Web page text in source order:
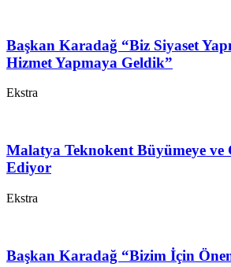
Başkan Karadağ “Biz Siyaset
Hizmet Yapmaya Geldik”
Ekstra
Malatya Teknokent Büyümeye ve
Ediyor
Ekstra
Başkan Karadağ “Bizim İçin